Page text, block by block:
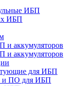
ИБП
ИБП
и аккумуляторов
и аккумуляторов
для ИБП
и ПО для ИБП